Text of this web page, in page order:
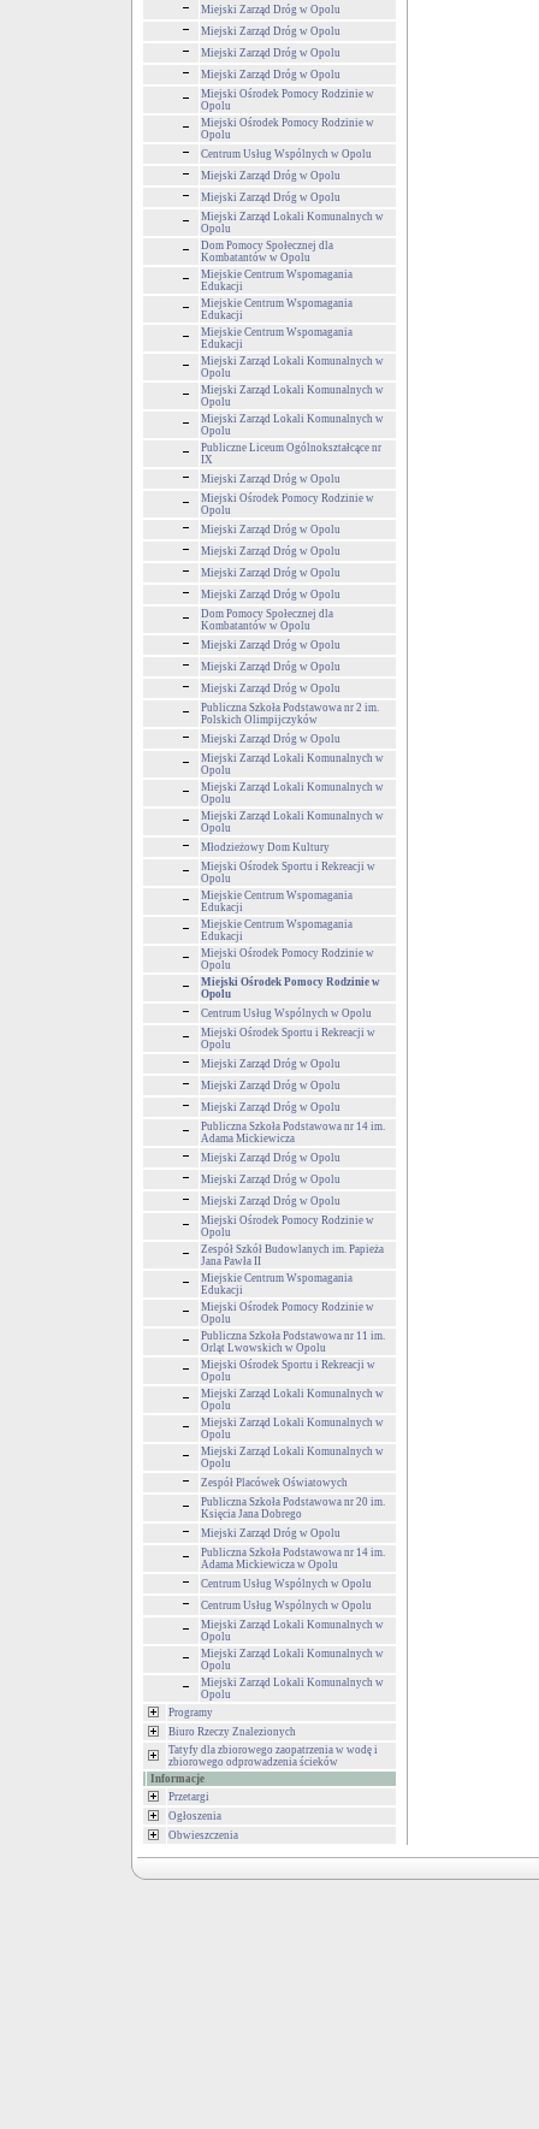
Miejski Zarząd Dróg w Opolu
Miejski Zarząd Dróg w Opolu
Miejski Zarząd Dróg w Opolu
Miejski Zarząd Dróg w Opolu
Miejski Ośrodek Pomocy Rodzinie w
Opolu
Miejski Ośrodek Pomocy Rodzinie w
Opolu
Centrum Usług Wspólnych w Opolu
Miejski Zarząd Dróg w Opolu
Miejski Zarząd Dróg w Opolu
Miejski Zarząd Lokali Komunalnych w
Opolu
Dom Pomocy Społecznej dla
Kombatantów w Opolu
Miejskie Centrum Wspomagania
Edukacji
Miejskie Centrum Wspomagania
Edukacji
Miejskie Centrum Wspomagania
Edukacji
Miejski Zarząd Lokali Komunalnych w
Opolu
Miejski Zarząd Lokali Komunalnych w
Opolu
Miejski Zarząd Lokali Komunalnych w
Opolu
Publiczne Liceum Ogólnokształcące nr
IX
Miejski Zarząd Dróg w Opolu
Miejski Ośrodek Pomocy Rodzinie w
Opolu
Miejski Zarząd Dróg w Opolu
Miejski Zarząd Dróg w Opolu
Miejski Zarząd Dróg w Opolu
Miejski Zarząd Dróg w Opolu
Dom Pomocy Społecznej dla
Kombatantów w Opolu
Miejski Zarząd Dróg w Opolu
Miejski Zarząd Dróg w Opolu
Miejski Zarząd Dróg w Opolu
Publiczna Szkoła Podstawowa nr 2 im.
Polskich Olimpijczyków
Miejski Zarząd Dróg w Opolu
Miejski Zarząd Lokali Komunalnych w
Opolu
Miejski Zarząd Lokali Komunalnych w
Opolu
Miejski Zarząd Lokali Komunalnych w
Opolu
Młodzieżowy Dom Kultury
Miejski Ośrodek Sportu i Rekreacji w
Opolu
Miejskie Centrum Wspomagania
Edukacji
Miejskie Centrum Wspomagania
Edukacji
Miejski Ośrodek Pomocy Rodzinie w
Opolu
Miejski Ośrodek Pomocy Rodzinie w
Opolu
Centrum Usług Wspólnych w Opolu
Miejski Ośrodek Sportu i Rekreacji w
Opolu
Miejski Zarząd Dróg w Opolu
Miejski Zarząd Dróg w Opolu
Miejski Zarząd Dróg w Opolu
Publiczna Szkoła Podstawowa nr 14 im.
Adama Mickiewicza
Miejski Zarząd Dróg w Opolu
Miejski Zarząd Dróg w Opolu
Miejski Zarząd Dróg w Opolu
Miejski Ośrodek Pomocy Rodzinie w
Opolu
Zespół Szkół Budowlanych im. Papieża
Jana Pawła II
Miejskie Centrum Wspomagania
Edukacji
Miejski Ośrodek Pomocy Rodzinie w
Opolu
Publiczna Szkoła Podstawowa nr 11 im.
Orląt Lwowskich w Opolu
Miejski Ośrodek Sportu i Rekreacji w
Opolu
Miejski Zarząd Lokali Komunalnych w
Opolu
Miejski Zarząd Lokali Komunalnych w
Opolu
Miejski Zarząd Lokali Komunalnych w
Opolu
Zespół Placówek Oświatowych
Publiczna Szkoła Podstawowa nr 20 im.
Księcia Jana Dobrego
Miejski Zarząd Dróg w Opolu
Publiczna Szkoła Podstawowa nr 14 im.
Adama Mickiewicza w Opolu
Centrum Usług Wspólnych w Opolu
Centrum Usług Wspólnych w Opolu
Miejski Zarząd Lokali Komunalnych w
Opolu
Miejski Zarząd Lokali Komunalnych w
Opolu
Miejski Zarząd Lokali Komunalnych w
Opolu
Programy
Biuro Rzeczy Znalezionych
Tatyfy dla zbiorowego zaopatrzenia w wodę i
zbiorowego odprowadzenia ścieków
Informacje
Przetargi
Ogłoszenia
Obwieszczenia